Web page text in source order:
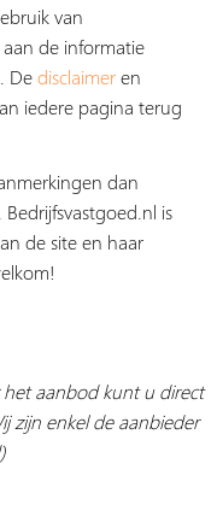
van
de informatie
Dedisclaimeren
iedere pagina terug
dan
is
de site en haar
aanbod kunt u direct
zijn enkel de aanbieder